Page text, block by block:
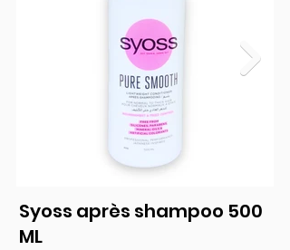
Syoss après shampoo 500
ML